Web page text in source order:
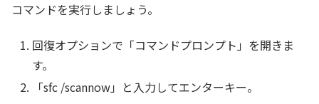
コマンドを実行しましょう。
回復オプションで「コマンドプロンプト」を開きま
す。
「sfc /scannow」と入力してエンターキー。